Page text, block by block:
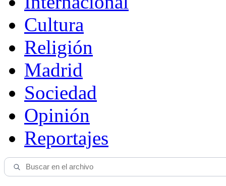
Cultura
Religión
Madrid
Sociedad
Opinión
Reportajes